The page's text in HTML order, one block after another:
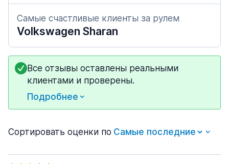
Самые счастливые клиенты за рулем
Volkswagen Sharan
Все отзывы оставлены реальными
клиентами и проверены.
Подробнее
Сортировать оценки по